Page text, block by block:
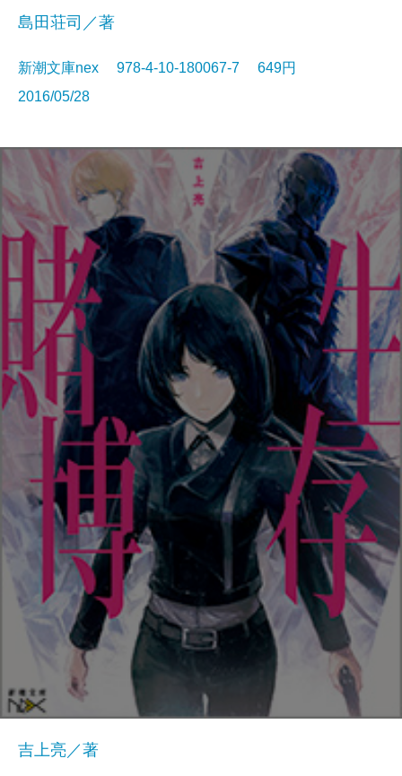
島田荘司／著
新潮文庫nex 978-4-10-180067-7 649円
2016/05/28
吉上亮／著